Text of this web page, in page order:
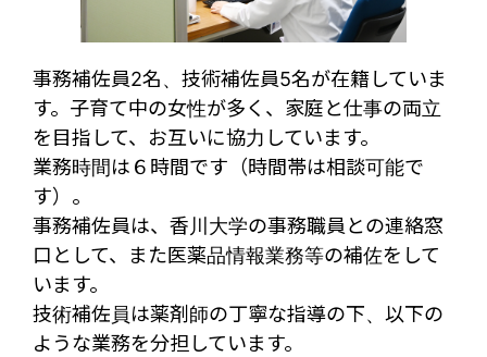
事務補佐員2名、技術補佐員5名が在籍していま
す。子育て中の女性が多く、家庭と仕事の両立
を目指して、お互いに協力しています。
業務時間は６時間です（時間帯は相談可能で
す）。
事務補佐員は、香川大学の事務職員との連絡窓
口として、また医薬品情報業務等の補佐をして
います。
技術補佐員は薬剤師の丁寧な指導の下、以下の
ような業務を分担しています。